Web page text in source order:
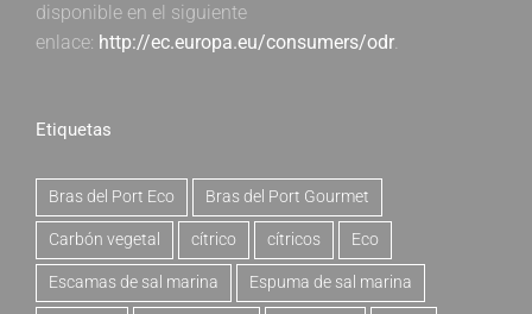
disponible en el siguiente
enlace: http://ec.europa.eu/consumers/odr.
Etiquetas
Bras del Port Eco Bras del Port Gourmet
Carbón vegetal cítrico cítricos Eco
Escamas de sal marina Espuma de sal marina